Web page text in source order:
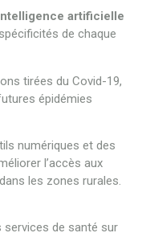
artificielle
de chaque
tirées du Covid-19,
épidémies
numériques et des
l’accès aux
les zones rurales.
services de santé sur